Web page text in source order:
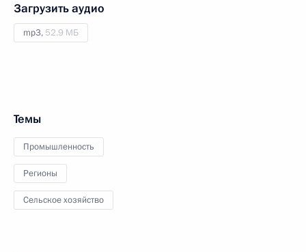
Загрузить аудио
mp3, 52.9 МБ
Темы
Промышленность
Регионы
Сельское хозяйство